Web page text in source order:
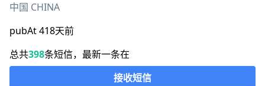
中国 CHINA
pubAt 418天前
总共398条短信，最新一条在
接收短信